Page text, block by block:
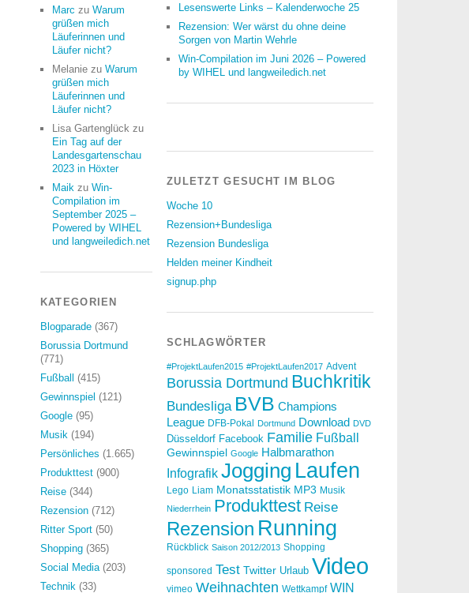
Marc zu Warum
grüßen mich
Läuferinnen und
Läufer nicht?
Melaniezu Warum
grüßen mich
Läuferinnen und
Läufer nicht?
Lisa Gartenglück zu
Ein Tag auf der
Landesgartenschau
2023 in Höxter
Maik zu Win-
Compilation im
September 2025 –
Powered by WIHEL
und langweiledich.net
KATEGORIEN
Blogparade(367)
Borussia Dortmund
(771)
Fußball
(415)
Gewinnspiel (121)
Google(95)
Musik (194)
Persönliches (1.665)
Produkttest(900)
Reise(344)
Rezension(712)
Ritter Sport(50)
Shopping(365)
Social Media(203)
Technik (33)
Lesenswerte Links – Kalenderwoche 25
Rezension: Wer wärst du ohne deine
Sorgen von Martin Wehrle
Win-Compilation im Juni 2026 – Powered
by WIHEL und langweiledich.net
ZULETZT GESUCHT IM BLOG
Woche 10
Rezension+Bundesliga
Rezension Bundesliga
Helden meiner Kindheit
signup.php
SCHLAGWÖRTER
#ProjektLaufen2015 #ProjektLaufen2017 Advent
Borussia Dortmund Buchkritik
Bundesliga BVB Champions
League DFB-Pokal Dortmund Download DVD
Düsseldorf Facebook Familie Fußball
Gewinnspiel Google Halbmarathon
Infografik Jogging Laufen
Lego Liam Monatsstatistik MP3 Musik
Niederrhein Produkttest Reise
Rezension Running
Rückblick Saison 2012/2013 Shopping
sponsored Test Twitter Urlaub Video
vimeo Weihnachten Wettkampf WIN